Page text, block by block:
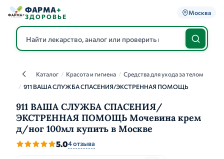
ФАРМА+
ЗДОРОВЬЕ
Москва
КаталогКаталог / Красота и гигиена / Средства для ухода за телом
/ 911 ВАША СЛУЖБА СПАСЕНИЯ/ЭКСТРЕННАЯ ПОМОЩЬ
911 ВАША СЛУЖБА СПАСЕНИЯ/
ЭКСТРЕННАЯ ПОМОЩЬ Мочевина крем
д/ног 100мл купить в Москве
5.04 отзыва